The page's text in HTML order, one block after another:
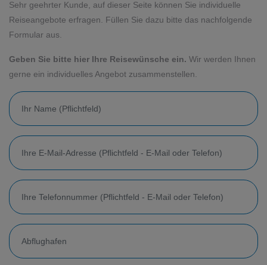
Sehr geehrter Kunde, auf dieser Seite können Sie individuelle
Reiseangebote erfragen. Füllen Sie dazu bitte das nachfolgende
Formular aus.
Geben Sie bitte hier Ihre Reisewünsche ein. Wir werden Ihnen
gerne ein individuelles Angebot zusammenstellen.